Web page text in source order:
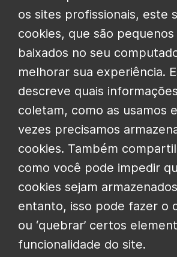
os sites profissionais, este
cookies, que são pequenos
baixados no seu
melhorar sua experiência.
descreve quais
coletam, como as usamos
vezes precisamos
cookies. Também
como você pode impedir
cookies sejam
entanto, isso pode fazer o
ou ‘quebrar’ certos
funcionalidade do site.